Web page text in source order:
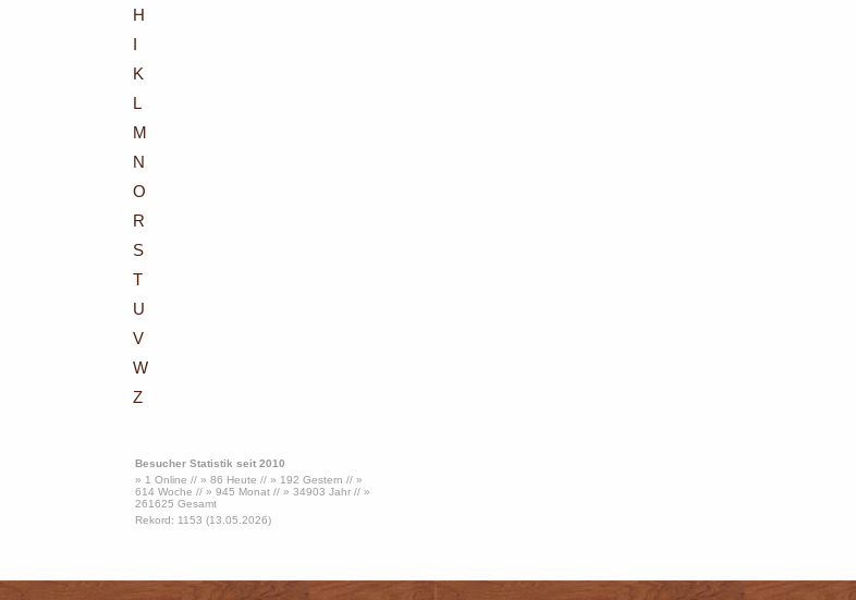
H
I
K
L
M
N
O
R
S
T
U
V
W
Z
Besucher Statistik seit 2010
» 1 Online // » 86 Heute // » 192 Gestern // »
614 Woche // » 945 Monat // » 34903 Jahr // »
261625 Gesamt
Rekord: 1153 (13.05.2026)